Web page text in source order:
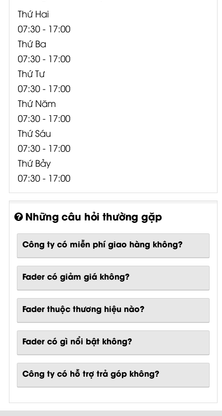
Thứ Hai
07:30 - 17:00
Thứ Ba
07:30 - 17:00
Thứ Tư
07:30 - 17:00
Thứ Năm
07:30 - 17:00
Thứ Sáu
07:30 - 17:00
Thứ Bảy
07:30 - 17:00
Những câu hỏi thường gặp
Công ty có miễn phí giao hàng không?
Fader có giảm giá không?
Fader thuộc thương hiệu nào?
Fadercó gì nổi bật không?
Công ty có hỗ trợ trả góp không?